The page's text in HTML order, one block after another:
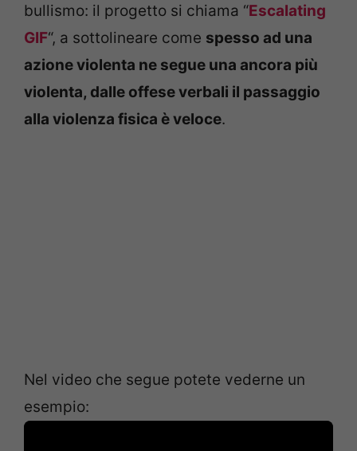
bullismo: il progetto si chiama “Escalating
GIF“, a sottolineare come spesso ad una
azione violenta ne segue una ancora più
violenta, dalle offese verbali il passaggio
alla violenza fisica è veloce.
Nel video che segue potete vederne un
esempio: